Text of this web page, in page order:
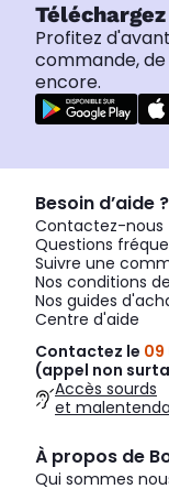
Profitez
commande,
encore.
Besoin d’aide ?
Contactez-nous
Questions
Suivre une
Nos conditions
Nos guides
Centre d'aide
Contactez le 09
(appel non
Accès sourds
et
À propos de
Qui sommes